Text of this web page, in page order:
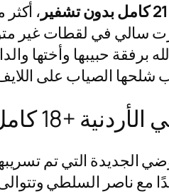
،
في لقطات غير
برفقة حبيبها وأختها
شلحها الصياب على
بدون تشفير
الجديدة التي تم
جدًا مع ناصر السلطي